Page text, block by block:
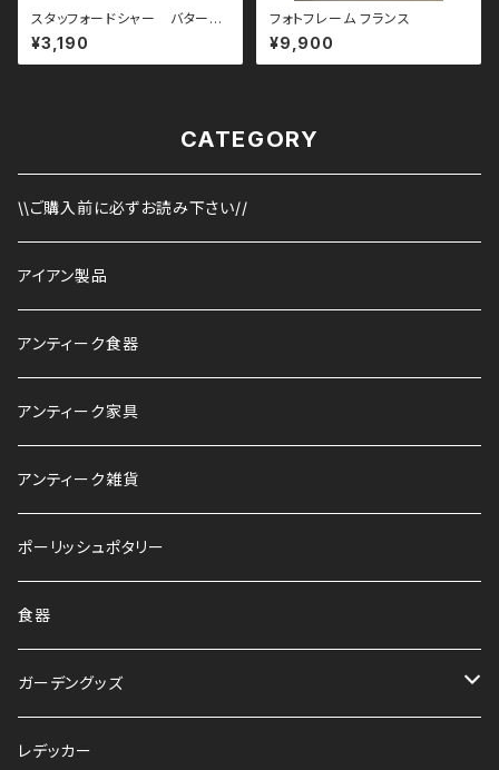
スタッフォードシャー バターケ
ース
¥3,190
フォトフレーム フランス
¥9,900
CATEGORY
\\ご購入前に必ずお読み下さい//
アイアン製品
アンティーク食器
アンティーク家具
アンティーク雑貨
ポーリッシュポタリー
食器
ガーデングッズ
鉢
レデッカー